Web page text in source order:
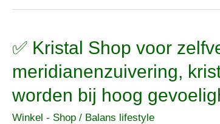
moodboard
vrijheid
✅ Kristal Shop voor
meridianenzuivering,
worden bij hoog
Winkel - Shop / Balans lifestyle
✅
Shop
voor
zelfvertrouwen